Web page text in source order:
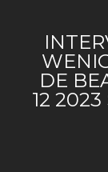
DE
12 2023